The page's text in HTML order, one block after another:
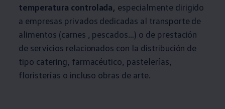
temperatura controlada, especialmente dirigido
a empresas privados dedicadas al transporte de
alimentos (carnes , pescados…) o de prestación
de servicios relacionados con la distribución de
tipo catering, farmacéutico, pastelerías,
floristerías o incluso obras de arte.